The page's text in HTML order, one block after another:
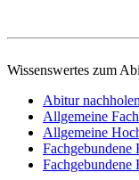
Wissenswertes zum
Abitur
Allgemeine
Allgemeine
Fachgebundene
Fachgebundene